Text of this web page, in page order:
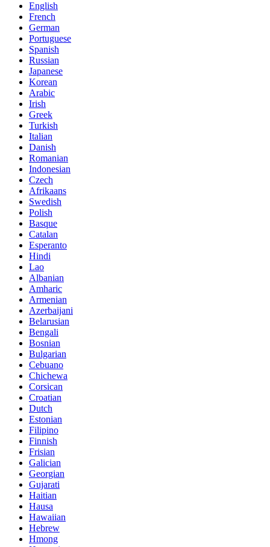
English
French
German
Portuguese
Spanish
Russian
Japanese
Korean
Arabic
Irish
Greek
Turkish
Italian
Danish
Romanian
Indonesian
Czech
Afrikaans
Swedish
Polish
Basque
Catalan
Esperanto
Hindi
Lao
Albanian
Amharic
Armenian
Azerbaijani
Belarusian
Bengali
Bosnian
Bulgarian
Cebuano
Chichewa
Corsican
Croatian
Dutch
Estonian
Filipino
Finnish
Frisian
Galician
Georgian
Gujarati
Haitian
Hausa
Hawaiian
Hebrew
Hmong